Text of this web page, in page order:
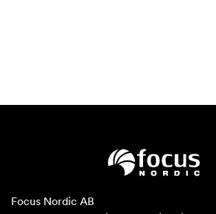
Focus Nordic AB